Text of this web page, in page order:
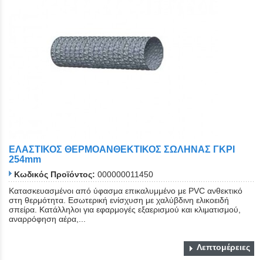
ΕΛΑΣΤΙΚΟΣ ΘΕΡΜΟΑΝΘΕΚΤΙΚΟΣ ΣΩΛΗΝΑΣ ΓΚΡΙ
254mm
Κωδικός Προϊόντος: 000000011450
Κατασκευασμένοι από ύφασμα επικαλυμμένο με PVC ανθεκτικό
στη θερμότητα. Εσωτερική ενίσχυση με χαλύβδινη ελικοειδή
σπείρα. Κατάλληλοι για εφαρμογές εξαερισμού και κλιματισμού,
αναρρόφηση αέρα,...
Λεπτομέρειες